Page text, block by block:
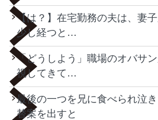
【は？】在宅勤務の夫は、妻
少し経つと…
「どうしよう」職場のオバサ
視してきて…
最後の一つを兄に食べられ泣
替案を出すと